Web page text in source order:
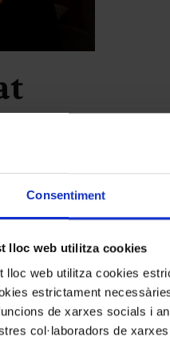
Consentiment
lloc web utilitza cookies
lloc web utilitza cookies
estrictament
de xarxes socials i
col·laboradors de